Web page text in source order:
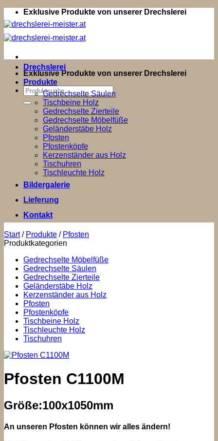
Zum
Inhalt
springen
Exklusive Produkte von unserer Drechslerei
Exklusive Produkte von unserer Drechslerei
Suchen
nach:
Drechslerei
Produkte
Gedrechselte Säulen
Tischbeine Holz
Gedrechselte Zierteile
Gedrechselte Möbelfüße
Geländerstäbe Holz
Pfosten
Pfostenköpfe
Kerzenständer aus Holz
Tischuhren
Tischleuchte Holz
Bildergalerie
Lieferung
Kontakt
Start / Produkte / Pfosten
Produktkategorien
Gedrechselte Möbelfüße
Gedrechselte Säulen
Gedrechselte Zierteile
Geländerstäbe Holz
Kerzenständer aus Holz
Pfosten
Pfostenköpfe
Tischbeine Holz
Tischleuchte Holz
Tischuhren
Pfosten C1100M
Größe:100x1050mm
An unseren Pfosten können wir alles ändern!